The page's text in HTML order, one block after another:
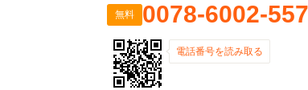
無料 0078-6002-
電話番号を読み取る